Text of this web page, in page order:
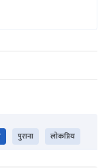
पुराना लोकप्रिय